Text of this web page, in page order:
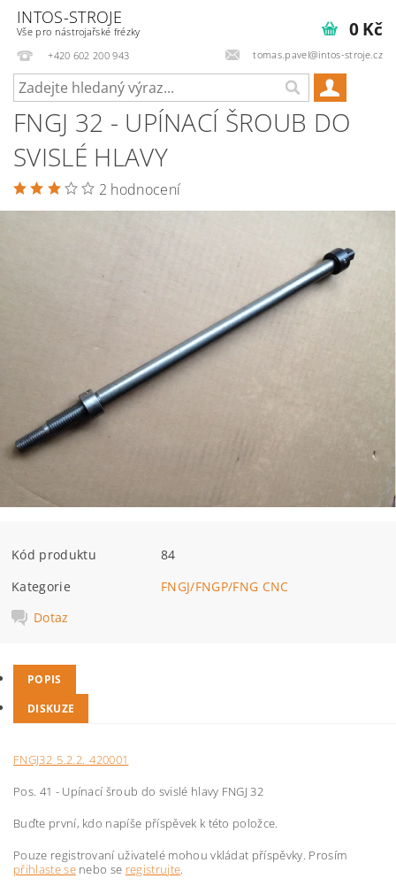
INTOS-STROJE
Vše pro nástrojařské frézky
+420 602 200 943
tomas.pavel@intos-stroje.cz
0 Kč
FNGJ 32 - UPÍNACÍ ŠROUB DO
SVISLÉ HLAVY
2 hodnocení
Kód produktu
84
Kategorie
FNGJ/FNGP/FNG CNC
Dotaz
POPIS
DISKUZE
FNGJ32_5.2.2._420001
Pos. 41 - Upínací šroub do svislé hlavy FNGJ 32
Buďte první, kdo napíše příspěvek k této položce.
Pouze registrovaní uživatelé mohou vkládat příspěvky. Prosím
přihlaste senebo se registrujte